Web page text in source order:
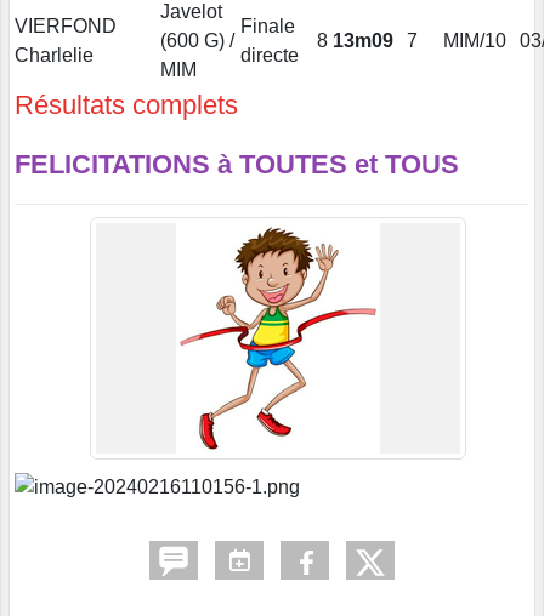
VIERFOND
Charlelie
Javelot
(600 G) /
MIM
Finale
directe
8 13m09 7 MIM/10
Résultats complets
FELICITATIONS à TOUTES et TOUS